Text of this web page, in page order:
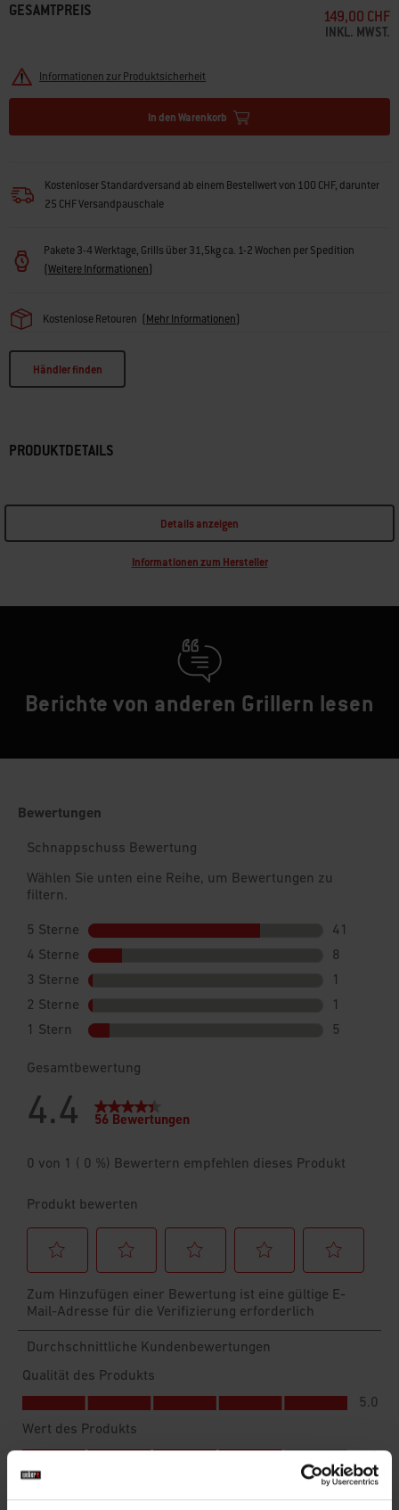
GESAMTPREIS 149,00 CHF
INKL. MWST.
Informationen zur Produktsicherheit
In den Warenkorb
Kostenloser Standardversand ab einem Bestellwert von 100 CHF, darunter
25 CHF Versandpauschale
Pakete 3-4 Werktage, Grills über 31,5kg ca. 1-2 Wochen per Spedition
(Weitere Informationen)
Kostenlose Retouren (Mehr Informationen)
Händler finden
PRODUKTDETAILS
Details anzeigen
Informationen zum Hersteller
Berichte von anderen Grillern lesen